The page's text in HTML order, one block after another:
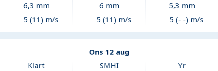
6,3 mm
5 (11) m/s
6 mm
5 (11) m/s
5,3 mm
5 (- -) m/s
Ons 12 aug
Klart
SMHI Yr